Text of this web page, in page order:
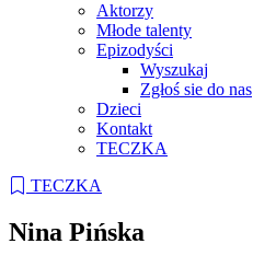
Aktorzy
Młode talenty
Epizodyści
Wyszukaj
Zgłoś sie do nas
Dzieci
Kontakt
TECZKA
TECZKA
Nina Pińska